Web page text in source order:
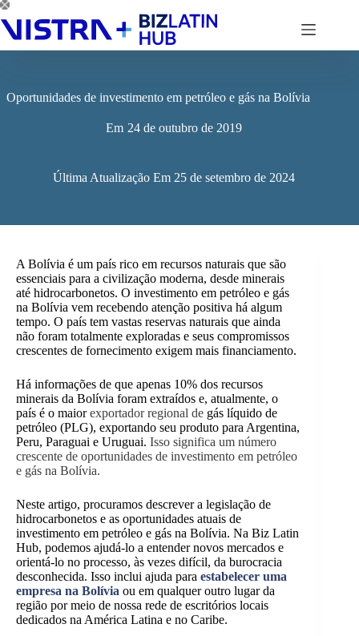
Pular
para
conteúdo
Oportunidades de investimento em petróleo e gás na Bolívia
Em 24 de outubro de 2019
Última Atualização Em 25 de setembro de 2024
A Bolívia é um país rico em recursos naturais que são
essenciais para a civilização moderna, desde minerais
até hidrocarbonetos. O investimento em petróleo e gás
na Bolívia vem recebendo atenção positiva há algum
tempo. O país tem vastas reservas naturais que ainda
não foram totalmente exploradas e seus compromissos
crescentes de fornecimento exigem mais financiamento.
Há informações de que apenas 10% dos recursos
minerais da Bolívia foram extraídos e, atualmente, o
país é o maior exportador regional de gás líquido de
petróleo (PLG), exportando seu produto para Argentina,
Peru, Paraguai e Uruguai. Isso significa um número
crescente de oportunidades de investimento em petróleo
e gás na Bolívia.
Neste artigo, procuramos descrever a legislação de
hidrocarbonetos e as oportunidades atuais de
investimento em petróleo e gás na Bolívia. Na Biz Latin
Hub, podemos ajudá-lo a entender novos mercados e
orientá-lo no processo, às vezes difícil, da burocracia
desconhecida. Isso inclui ajuda para estabelecer uma
empresa na Bolívia ou em qualquer outro lugar da
região por meio de nossa rede de escritórios locais
dedicados na América Latina e no Caribe.